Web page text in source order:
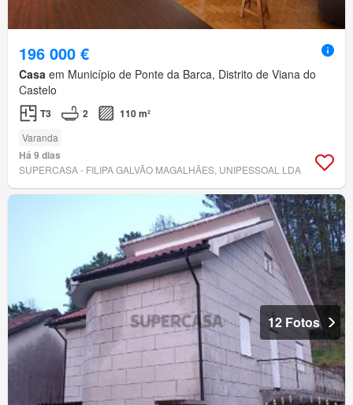
196 000 €
Casa em Município de Ponte da Barca, Distrito de Viana do
Castelo
T3 2 110 m²
Varanda
Há 9 dias
SUPERCASA - FILIPA GALVÃO MAGALHÃES, UNIPESSOAL LDA
12 Fotos